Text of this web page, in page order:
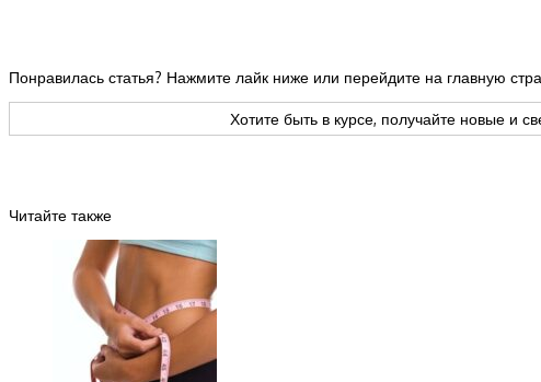
Понравилась статья? Нажмите лайк ниже или перейдите на главную
Хотите быть в курсе, получайте новые и
Читайте также